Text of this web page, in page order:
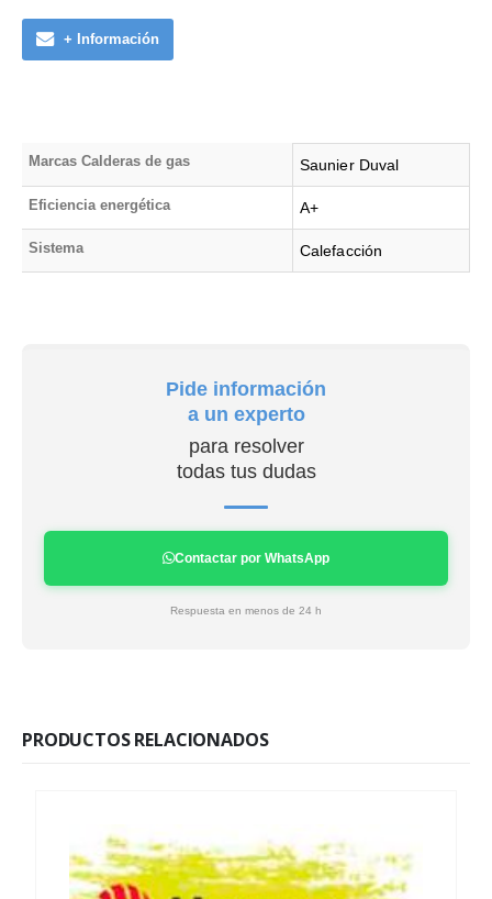
+ Información
Marcas Calderas de gas Saunier Duval
Eficiencia energética A+
Sistema Calefacción
Pide información
a un experto
para resolver
todas tus dudas
Contactar por WhatsApp
Respuesta en menos de 24 h
PRODUCTOS RELACIONADOS